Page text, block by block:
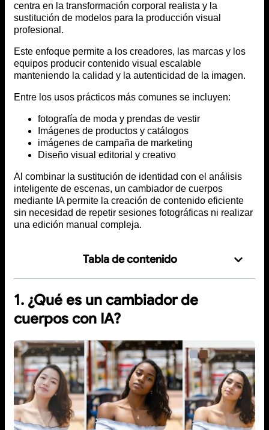
centra en la transformación corporal realista y la
sustitución de modelos para la producción visual
profesional.
Este enfoque permite a los creadores, las marcas y los
equipos producir contenido visual escalable
manteniendo la calidad y la autenticidad de la imagen.
Entre los usos prácticos más comunes se incluyen:
fotografía de moda y prendas de vestir
Imágenes de productos y catálogos
imágenes de campaña de marketing
Diseño visual editorial y creativo
Al combinar la sustitución de identidad con el análisis
inteligente de escenas, un cambiador de cuerpos
mediante IA permite la creación de contenido eficiente
sin necesidad de repetir sesiones fotográficas ni realizar
una edición manual compleja.
Tabla de contenido
1. ¿Qué es un cambiador de
cuerpos con IA?